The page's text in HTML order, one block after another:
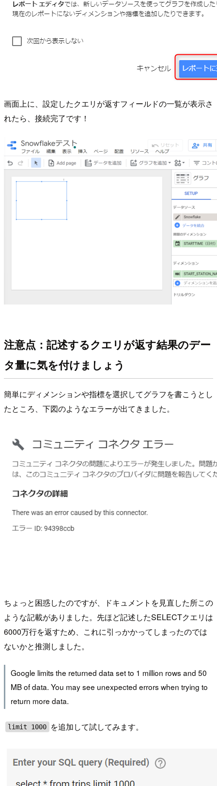
画面上に、設定したクエリが返すフィールドの一覧が表示さ
れたら、接続完了です！
注意点：記述するクエリが返す結果のデー
タ量に気を付けましょう
簡単にディメンションや指標を選択してグラフを書こうとし
たところ、下図のようなエラーが出てきました。
ちょっと困惑したのですが、ドキュメントを見直した所この
ような記載がありました。先ほど記述したSELECTクエリは
6000万行を返すため、これに引っかかってしまったのでは
ないかと推測しました。
Google limits the returned data set to 1 million rows and 50
MB of data. You may see unexpected errors when trying to
return more data.
limit 1000 を追加して試してみます。